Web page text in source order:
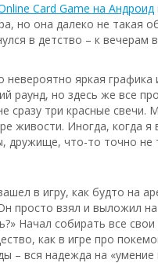
Card Game на Андроид
но она далеко не такая
в детство – к вечерам
невероятно яркая
раунд, но здесь же все
сразу три красные
живости. Иногда, когда
дружище, что-то точно не
в игру, как будто на
просто взял и выложил
Начал собирать все
как в игре про
– вся надежда на «умение